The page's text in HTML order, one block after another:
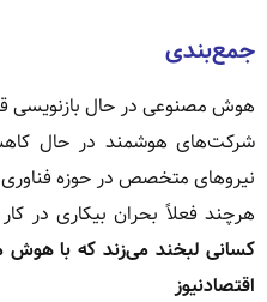
جمع‌بندی
هوش مصنوعی در حال بازنویسی
شرکت‌های هوشمند در حال
نیروهای متخصص در حوزه
هرچند فعلاً بحران بیکاری در
کسانی لبخند می‌زند که با
اقتصادنیوز